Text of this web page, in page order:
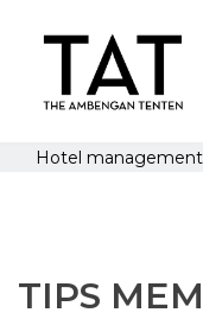
Hotel
TIPS